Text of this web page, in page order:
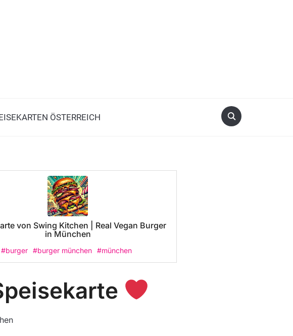
ÖSTERREICH
von Swing Kitchen | Real Vegan Burger
in München
#burger #burger münchen #münchen